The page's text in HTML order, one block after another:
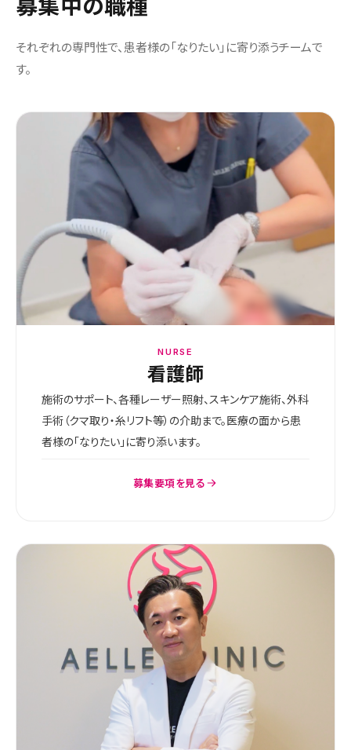
それぞれの専門性で、患者様の「なりたい」に寄り添うチームで
す。
NURSE
看護師
施術のサポート、各種レーザー照射、スキンケア施術、外科
手術（クマ取り・糸リフト等）の介助まで。医療の面から患
者様の「なりたい」に寄り添います。
募集要項を見る